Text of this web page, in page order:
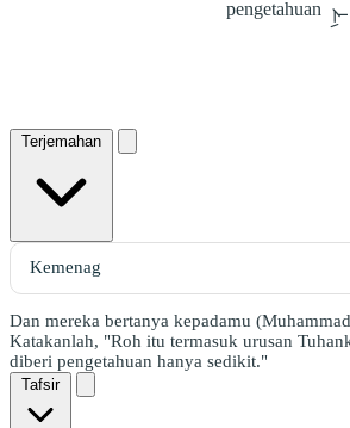
pengetahuan
Terjemahan
Dan mereka bertanya kepadamu
Katakanlah, "Roh itu termasuk urusan
diberi pengetahuan hanya sedikit."
Tafsir